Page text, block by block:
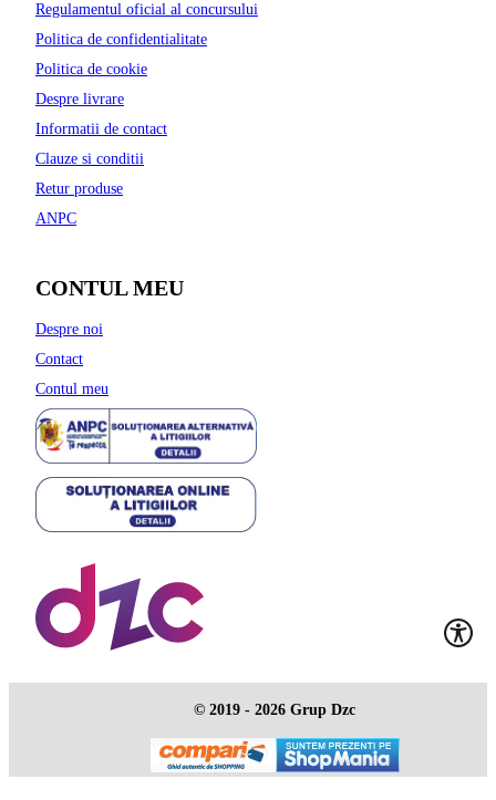
Regulamentul oficial al concursului
Politica de confidentialitate
Politica de cookie
Despre livrare
Informatii de contact
Clauze si conditii
Retur produse
ANPC
CONTUL MEU
Despre noi
Contact
Contul meu
© 2019 - 2026 Grup Dzc